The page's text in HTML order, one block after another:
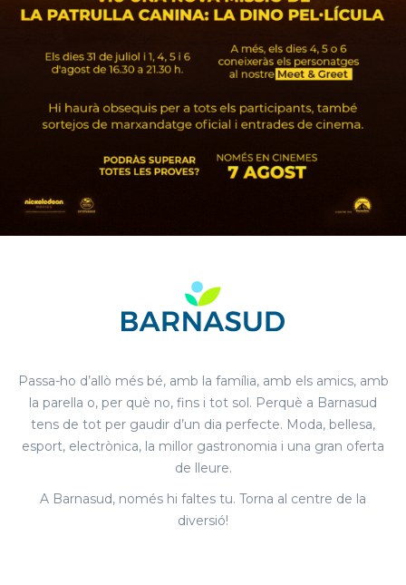
Passa-ho d’allò més bé, amb la família, amb els amics, amb
la parella o, per què no, fins i tot sol. Perquè a Barnasud
tens de tot per gaudir d’un dia perfecte. Moda, bellesa,
esport, electrònica, la millor gastronomia i una gran oferta
de lleure.
A Barnasud, només hi faltes tu. Torna al centre de la
diversió!